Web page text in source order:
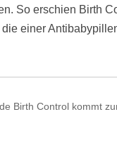
So erschien Birth
einer
Birth Control kommt